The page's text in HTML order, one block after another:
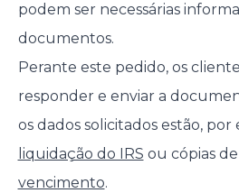
podem ser necessárias
documentos.
Perante este pedido, os
responder e enviar a
os dados solicitados estão, por
liquidação do IRS ou cópias de
vencimento.